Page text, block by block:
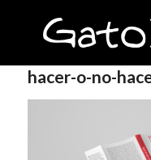
hacer-o-no-